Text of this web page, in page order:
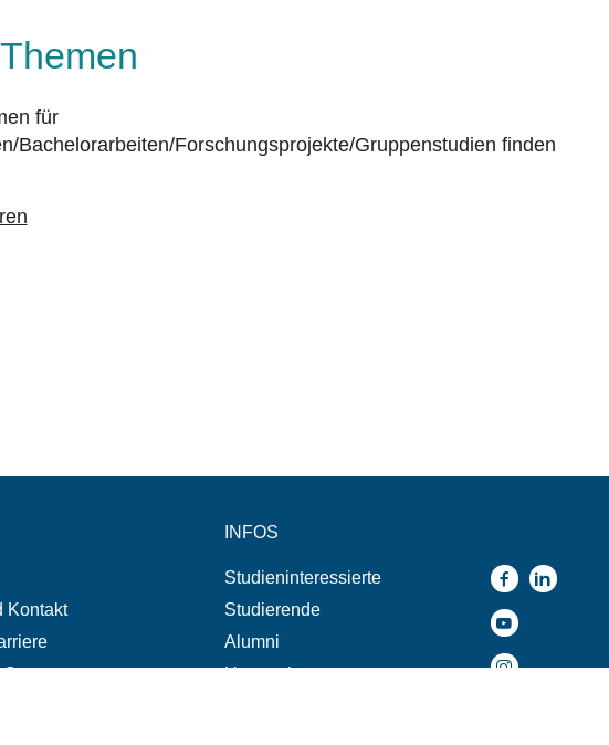
für
Bachelorarbeiten/Forschungsprojekte/Gruppenstudien finden
Kontakt
INFOS
Studieninteressierte
Studierende
Alumni
Unternehmen